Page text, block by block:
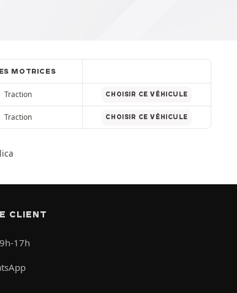
MOTRICES
Traction CHOISIR CE VÉHICULE
Traction CHOISIR CE VÉHICULE
CLIENT
17h